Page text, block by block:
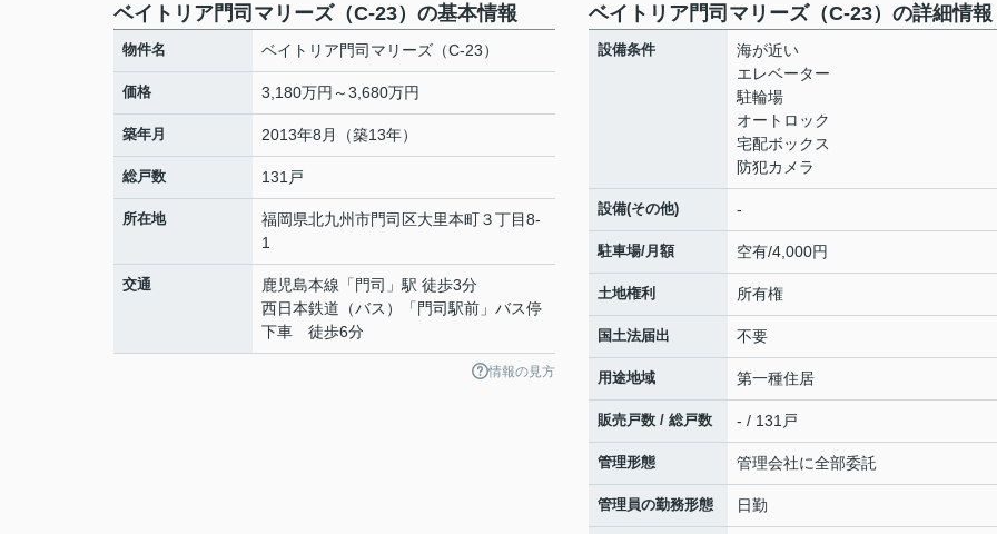
ベイトリア門司マリーズ（C-23）の基本情報
物件名 ベイトリア門司マリーズ（C-23）
価格 3,180万円～3,680万円
築年月 2013年8月（築13年）
総戸数 131戸
所在地 福岡県北九州市門司区大里本町３丁目8-
1
交通 鹿児島本線 「 門司 」駅 徒歩3分
西日本鉄道（バス）「門司駅前」バス停
下車 徒歩6分
情報の見方
ベイトリア門司マリーズ（C-23）の詳細情報
設備条件
海が近い
エレベーター
駐輪場
オートロック
宅配ボックス
防犯カメラ
設備(その他) -
駐車場/月額 空有/4,000円
土地権利 所有権
国土法届出 不要
用途地域 第一種住居
販売戸数 / 総戸数 - / 131戸
管理形態 管理会社に全部委託
管理員の勤務形態 日勤